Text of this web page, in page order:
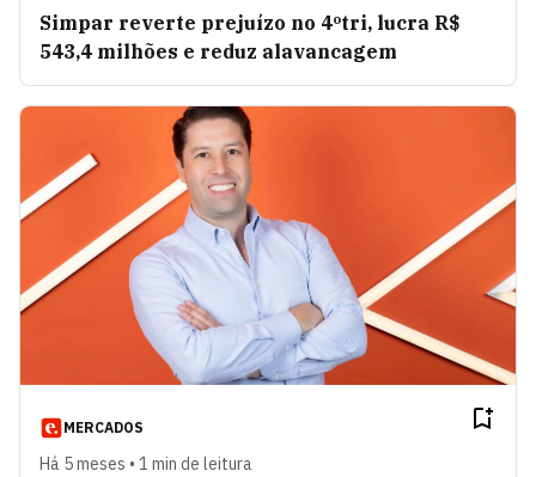
Simpar reverte prejuízo no 4ºtri, lucra R$
543,4 milhões e reduz alavancagem
MERCADOS
Há 5 meses • 1 min de leitura